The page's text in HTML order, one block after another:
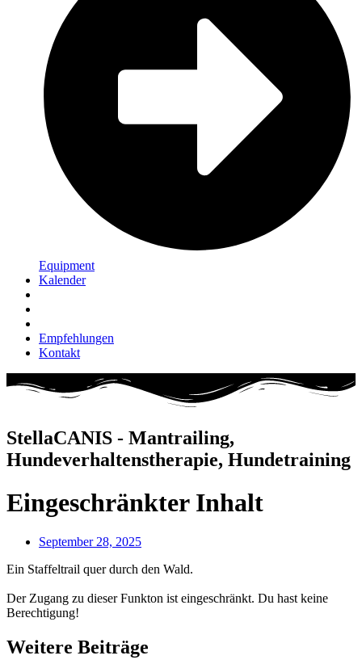
Equipment
Kalender
Empfehlungen
Kontakt
StellaCANIS - Mantrailing,
Hundeverhaltenstherapie, Hundetraining
Eingeschränkter Inhalt
September 28, 2025
Ein Staffeltrail quer durch den Wald.
Der Zugang zu dieser Funkton ist eingeschränkt. Du hast keine
Berechtigung!
Weitere Beiträge